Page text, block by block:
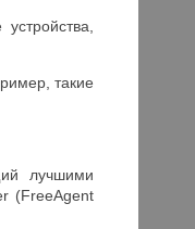
такие
лучшими
(FreeAgent